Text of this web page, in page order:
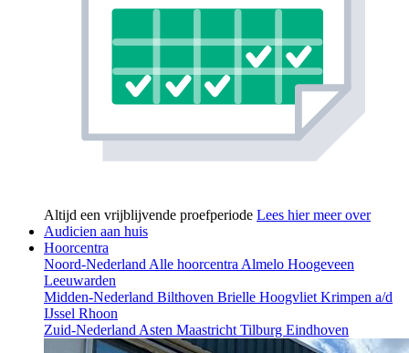
Altijd een vrijblijvende proefperiode Lees hier meer over
Audicien aan huis
Hoorcentra
Noord-NederlandAlle hoorcentraAlmelo Hoogeveen
Leeuwarden
Midden-Nederland Bilthoven Brielle HoogvlietKrimpen a/d
IJssel Rhoon
Zuid-NederlandAsten MaastrichtTilburg Eindhoven